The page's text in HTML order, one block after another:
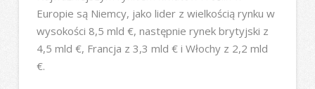
Europie są Niemcy, jako lider z wielkością rynku w
wysokości 8,5 mld €, następnie rynek brytyjski z
4,5 mld €, Francja z 3,3 mld € i Włochy z 2,2 mld
€.